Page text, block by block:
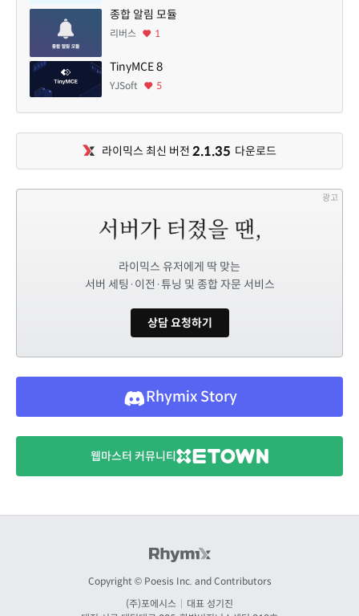
종합 알림 모듈
리버스 1
TinyMCE 8
YJSoft 5
라이믹스 최신 버전 2.1.35 다운로드
광고
라이믹스 유저에게 딱 맞는
서버 세팅·이전·튜닝 및 종합 자문 서비스
상담 요청하기
Rhymix Story
웹마스터 커뮤니티
Copyright © Poesis Inc. and Contributors
(주)포에시스
대표 성기진